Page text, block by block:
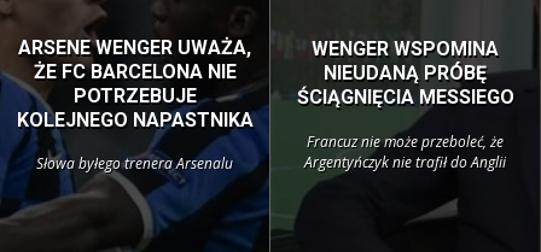
ARSENE WENGER UWAŻA,
ŻE FC BARCELONA NIE
POTRZEBUJE
KOLEJNEGO NAPASTNIKA
Słowa byłego trenera Arsenalu
WENGER WSPOMINA
NIEUDANĄ PRÓBĘ
ŚCIĄGNIĘCIA MESSIEGO
Francuz nie może przeboleć, że
Argentyńczyk nie trafił do Anglii